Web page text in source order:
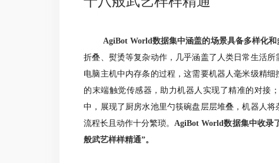
AgiBot World数据集中涵盖的场景具备多样化和
折叠、熨烫等复杂动作，几乎涵盖了人类日常生活所
电脑主机中内存条的过程，这需要机器人毫米级精细
的末端触觉传感器，助力机器人实现了精准的对
中，展现了厨房水池里勺筷碗盘层层堆叠，机器人
流程长且动作十分繁琐。 AgiBot World数据集中收录
般武艺样样精通”。